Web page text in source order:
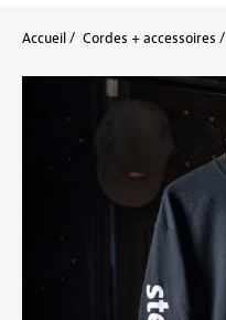
Accueil Cordes + accessoires